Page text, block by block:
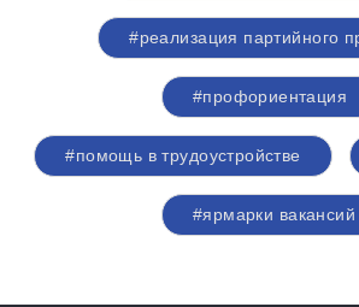
#реализация партийного
#профориентация
#помощь в трудоустройстве
#ярмарки вакансий